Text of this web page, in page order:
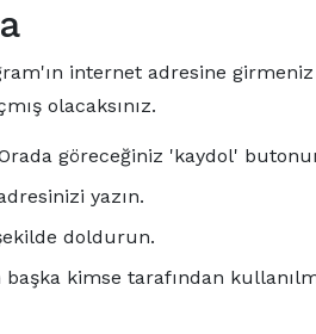
internet adresine girmeniz
olacaksınız.
göreceğiniz 'kaydol'
yazın.
doldurun.
kimse tarafından